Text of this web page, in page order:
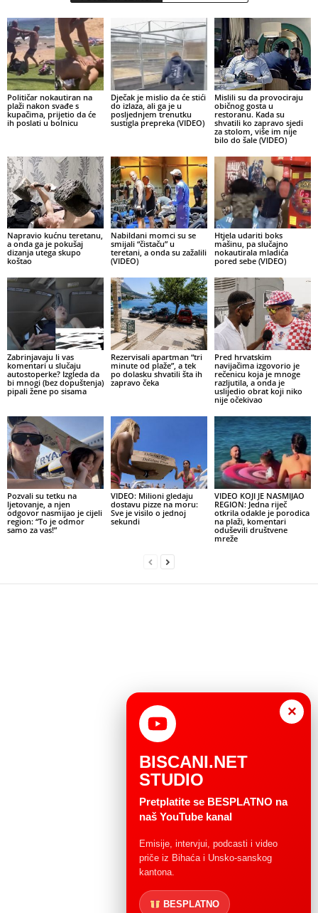
Političar nokautiran na
plaži nakon svađe s
kupačima, prijetio da će
ih poslati u bolnicu
Dječak je mislio da će stići
do izlaza, ali ga je u
posljednjem trenutku
sustigla prepreka (VIDEO)
Mislili su da provociraju
običnog gosta u
restoranu. Kada su
shvatili ko zapravo sjedi
za stolom, više im nije
bilo do šale (VIDEO)
Napravio kućnu teretanu,
a onda ga je pokušaj
dizanja utega skupo
koštao
Nabildani momci su se
smijali “čistaču” u
teretani, a onda su zažalili
(VIDEO)
Htjela udariti boks
mašinu, pa slučajno
nokautirala mladića
pored sebe (VIDEO)
Zabrinjavaju li vas
komentari u slučaju
autostoperke? Izgleda da
bi mnogi (bez dopuštenja)
pipali žene po sisama
Rezervisali apartman “tri
minute od plaže”, a tek
po dolasku shvatili šta ih
zapravo čeka
Pred hrvatskim
navijačima izgovorio je
rečenicu koja je mnoge
razljutila, a onda je
uslijedio obrat koji niko
nije očekivao
Pozvali su tetku na
ljetovanje, a njen
odgovor nasmijao je cijeli
region: “To je odmor
samo za vas!”
VIDEO: Milioni gledaju
dostavu pizze na moru:
Sve je visilo o jednoj
sekundi
VIDEO KOJI JE NASMIJAO
REGION: Jedna riječ
otkrila odakle je porodica
na plaži, komentari
oduševili društvene
mreže
×
BISCANI.NET
STUDIO
Pretplatite se BESPLATNO na
naš YouTube kanal
Emisije, intervjui, podcasti i video
priče iz Bihaća i Unsko-sanskog
kantona.
BESPLATNO